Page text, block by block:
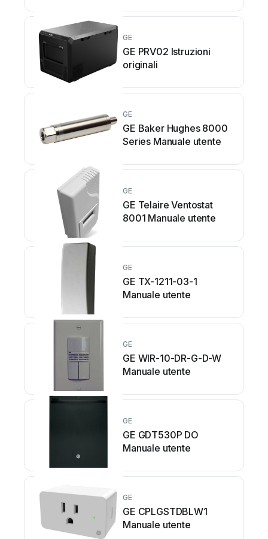
GE
GE PRV02 Istruzioni
originali
GE
GE Baker Hughes 8000
Series Manuale utente
GE
GE Telaire Ventostat
8001 Manuale utente
GE
GE TX-1211-03-1
Manuale utente
GE
GE WIR-10-DR-G-D-W
Manuale utente
GE
GE GDT530P DO
Manuale utente
GE
GE CPLGSTDBLW1
Manuale utente